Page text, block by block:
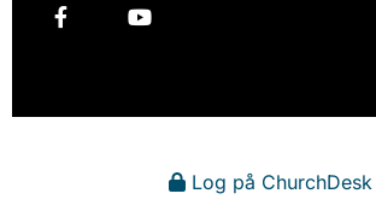
Log på ChurchDesk